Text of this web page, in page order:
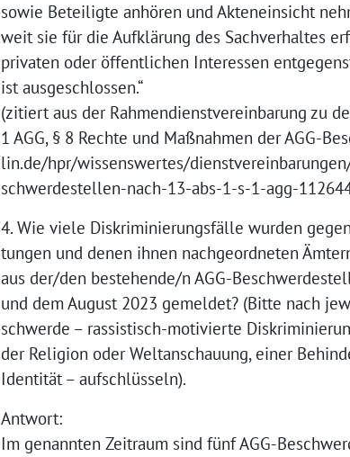
sowie Beteiligte anhören und Akteneinsicht
weit sie für die Aufklärung des Sachverhaltes
privaten oder öffentlichen Interessen
ist ausgeschlossen.“
(zitiert aus der Rahmendienstvereinbarung zu
1 AGG, § 8 Rechte und Maßnahmen der AGG-
lin.de/hpr/wissenswertes/
schwerdestellen-nach-13-abs-1-s-1-agg-
4. Wie viele Diskriminierungsfälle wurden
tungen und denen ihnen nachgeordneten
aus der/den bestehende/n AGG-
und dem August 2023 gemeldet? (Bitte nach
schwerde – rassistisch-motivierte
der Religion oder Weltanschauung, einer
Identität – aufschlüsseln).
Antwort:
Im genannten Zeitraum sind fünf AGG-